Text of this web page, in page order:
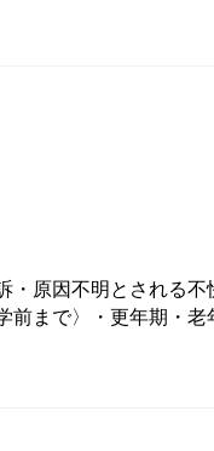
・原因不明とされる
前まで〉・更年期・